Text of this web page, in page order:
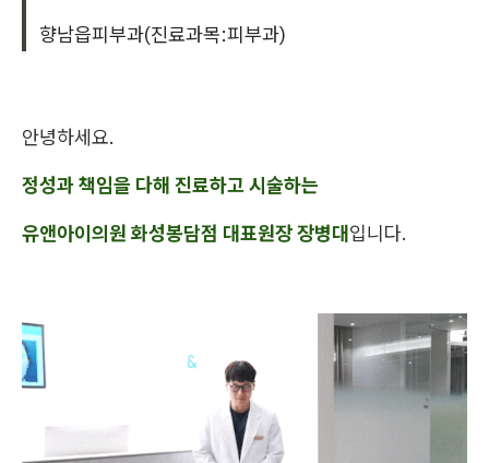
향남읍피부과(진료과목:피부과)
안녕하세요.
정성과 책임을 다해 진료하고 시술하는
유앤아이의원 화성봉담점 대표원장 장병대입니다.